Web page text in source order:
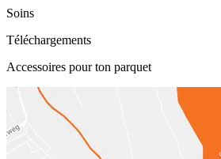
Soins
Téléchargements
Accessoires pour ton parquet